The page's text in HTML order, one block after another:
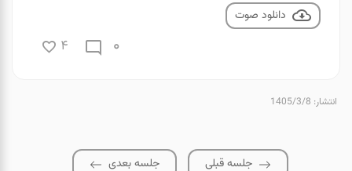
دانلود صوت
0
4
انتشار: 1405/3/8
جلسه قبلی جلسه بعدی